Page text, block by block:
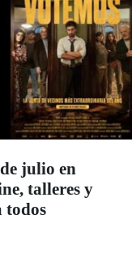
julio en
talleres y
todos